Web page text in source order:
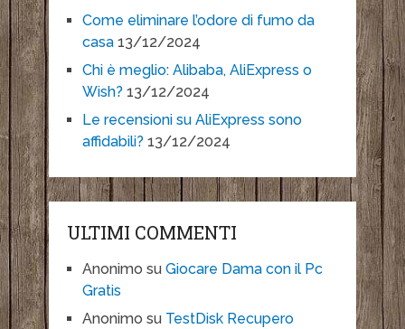
Come eliminare l’odore di fumo da
casa 13/12/2024
Chi è meglio: Alibaba, AliExpress o
Wish? 13/12/2024
Le recensioni su AliExpress sono
affidabili? 13/12/2024
ULTIMI COMMENTI
Anonimo su Giocare Dama con il Pc
Gratis
Anonimo su TestDisk Recupero